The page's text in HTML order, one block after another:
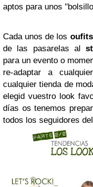
aptos para unos
Cada unos de los oufits
de las pasarelas al
para un evento o
re-adaptar a
cualquier tienda de
elegid vuestro look
días os tenemos
todos los seguidores